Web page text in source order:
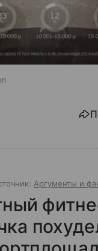
Аргументы и